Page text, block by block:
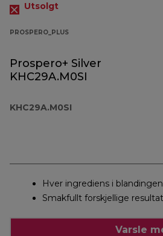
Utsolgt
PROSPERO_PLUS
Prospero+ Silver
KHC29A.M0SI
KHC29A.M0SI
Hver ingrediens i blandingen
Smakfullt forskjellige
Varsle